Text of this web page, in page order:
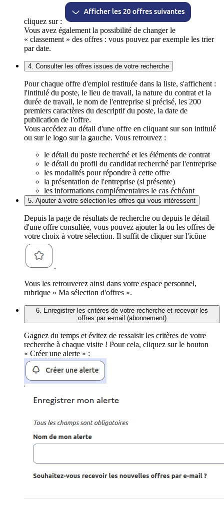
cliquez sur :
Vous avez également la possibilité de changer le
« classement » des offres : vous pouvez par exemple les trier
par date.
4. Consulter les offres issues de votre recherche
Pour chaque offre d'emploi restituée dans la liste, s'affichent :
l'intitulé du poste, le lieu de travail, la nature du contrat et la
durée de travail, le nom de l'entreprise si précisé, les 200
premiers caractères du descriptif du poste, la date de
publication de l'offre.
Vous accédez au détail d'une offre en cliquant sur son intitulé
ou sur le logo sur la gauche. Vous retrouvez :
le détail du poste recherché et les éléments de contrat
le détail du profil du candidat recherché par l'entreprise
les modalités pour répondre à cette offre
la présentation de l'entreprise (si présente)
les informations complémentaires le cas échéant
5. Ajouter à votre sélection les offres qui vous intéressent
Depuis la page de résultats de recherche ou depuis le détail
d'une offre consultée, vous pouvez ajouter la ou les offres de
votre choix à votre sélection. Il suffit de cliquer sur l'icône
.
Vous les retrouverez ainsi dans votre espace personnel,
rubrique « Ma sélection d'offres ».
6. Enregistrer les critères de votre recherche et recevoir les
offres par e-mail (abonnement)
Gagnez du temps et évitez de ressaisir les critères de votre
recherche à chaque visite ! Pour cela, cliquez sur le bouton
« Créer une alerte » :